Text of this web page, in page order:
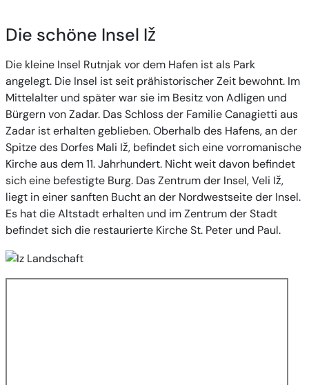
Die schöne Insel Iž
Die kleine Insel Rutnjak vor dem Hafen ist als Park
angelegt. Die Insel ist seit prähistorischer Zeit bewohnt. Im
Mittelalter und später war sie im Besitz von Adligen und
Bürgern von Zadar. Das Schloss der Familie Canagietti aus
Zadar ist erhalten geblieben. Oberhalb des Hafens, an der
Spitze des Dorfes Mali Iž, befindet sich eine vorromanische
Kirche aus dem 11. Jahrhundert. Nicht weit davon befindet
sich eine befestigte Burg. Das Zentrum der Insel, Veli Iž,
liegt in einer sanften Bucht an der Nordwestseite der Insel.
Es hat die Altstadt erhalten und im Zentrum der Stadt
befindet sich die restaurierte Kirche St. Peter und Paul.